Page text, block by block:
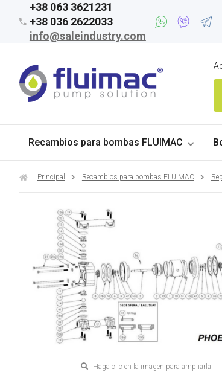
+38 063 3621231
+38 036 2622033
info@saleindustry.com
Recambios para bombas FLUIMAC
Principal Recambios para bombas FLUIMAC
Haga clic en la imagen para ampliarla